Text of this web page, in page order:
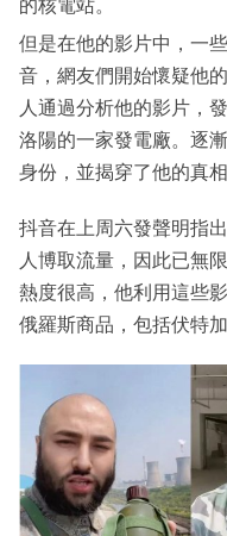
的核電站。
但是在他的影片中，一
音，網友們開始懷疑他
人通過分析他的影片，
洛陽的一家發電廠。逐
身份，並揭穿了他的真相
抖音在上周六發聲明指
人博取流量，因此已無
熱度很高，他利用這些
俄羅斯商品，包括伏特